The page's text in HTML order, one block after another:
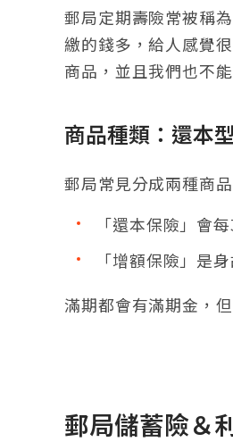
郵局定期壽險常被稱
繳的錢多，給人感覺
商品，並且我們也不
商品種類：還本
郵局常見分成兩種商品
「還本保險」會
「增額保險」是
滿期都會有滿期金，
郵局儲蓄險＆